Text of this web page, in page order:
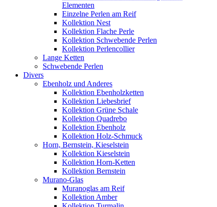
Elementen
Einzelne Perlen am Reif
Kollektion Nest
Kollektion Flache Perle
Kollektion Schwebende Perlen
Kollektion Perlencollier
Lange Ketten
Schwebende Perlen
Divers
Ebenholz und Anderes
Kollektion Ebenholzketten
Kollektion Liebesbrief
Kollektion Grüne Schale
Kollektion Quadrebo
Kollektion Ebenholz
Kollektion Holz-Schmuck
Horn, Bernstein, Kieselstein
Kollektion Kieselstein
Kollektion Horn-Ketten
Kollektion Bernstein
Murano-Glas
Muranoglas am Reif
Kollektion Amber